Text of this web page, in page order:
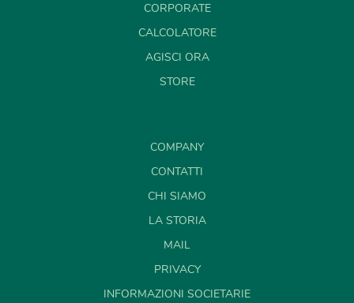
CORPORATE
CALCOLATORE
AGISCI ORA
STORE
COMPANY
CONTATTI
CHI SIAMO
LA STORIA
MAIL
PRIVACY
INFORMAZIONI SOCIETARIE